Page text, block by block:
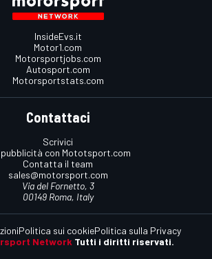
InsideEvs.it
Motor1.com
Motorsportjobs.com
Autosport.com
Motorsportstats.com
Contattaci
Scrivici
pubblicità con Mototsport.com
Contatta il team
sales@motorsport.com
Via del Fornetto, 3
00149 Roma, Italy
Network Tutti i diritti riservati.
Politica sui cookiePolitica sulla Privacy